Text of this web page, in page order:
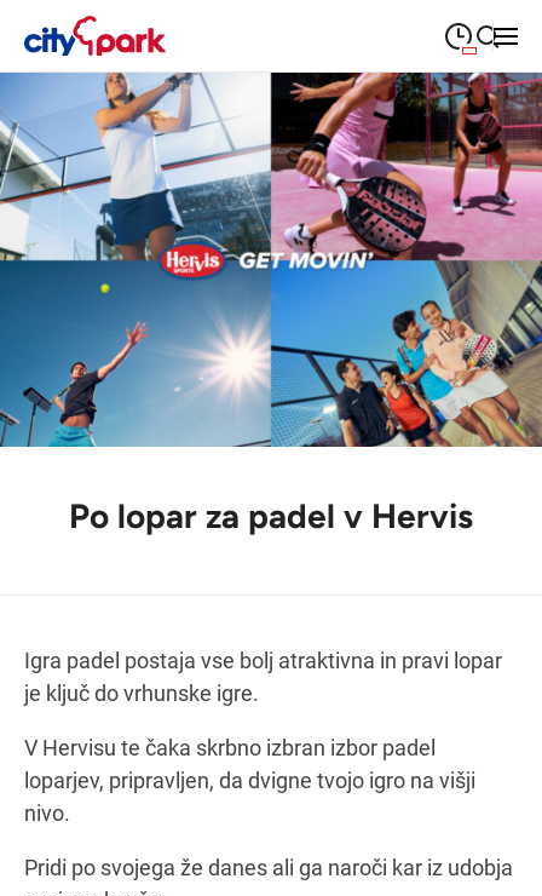
Close search
ponedeljek
PONEDELJEK 09:00—21:00
torek
TOREK 09:00—21:00
sreda
09:00 21:00
ČETRTEK 09:00—21:00
petek
09:00 —21:00
sobota
SOBOTA Praznik - zaprto
Po lopar za padel v Hervis
Igra padel postaja vse bolj atraktivna in pravi lopar
je ključ do vrhunske igre.
V Hervisu te čaka skrbno izbran izbor padel
loparjev, pripravljen, da dvigne tvojo igro na višji
nivo.
Pridi po svojega že danes ali ga naroči kar iz udobja